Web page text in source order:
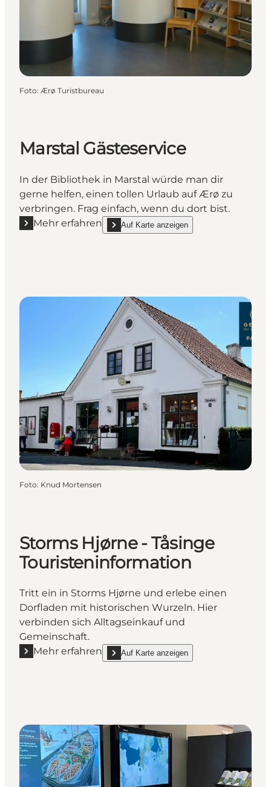
Foto: Ærø Turistbureau
Marstal Gästeservice
In der Bibliothek in Marstal würde man dir
gerne helfen, einen tollen Urlaub auf Ærø zu
verbringen. Frag einfach, wenn du dort bist.
Mehr erfahren
Mehr erfahren "Marstal Gästeservice"
Auf Karte anzeigen
show Marstal Gästeservice on_map
Foto: Knud Mortensen
Storms Hjørne - Tåsinge
Touristeninformation
Tritt ein in Storms Hjørne und erlebe einen
Dorfladen mit historischen Wurzeln. Hier
verbinden sich Alltagseinkauf und
Gemeinschaft.
Mehr erfahren
Mehr erfahren "Storms Hjørne - Tåsinge
Auf Karte anzeigen
show Storms Hjørne - Tåsinge